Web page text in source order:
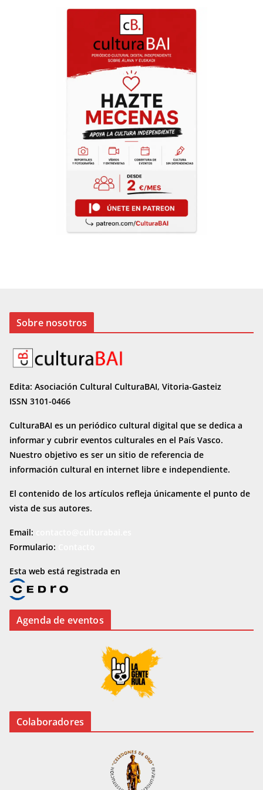
Sobre nosotros
Edita: Asociación Cultural CulturaBAI, Vitoria-Gasteiz
ISSN 3101-0466
CulturaBAI es un periódico cultural digital que se dedica a
informar y cubrir eventos culturales en el País Vasco.
Nuestro objetivo es ser un sitio de referencia de
información cultural en internet libre e independiente.
El contenido de los artículos refleja únicamente el punto de
vista de sus autores.
Email:
Formulario:
Esta web está registrada en
Agenda de eventos
Colaboradores